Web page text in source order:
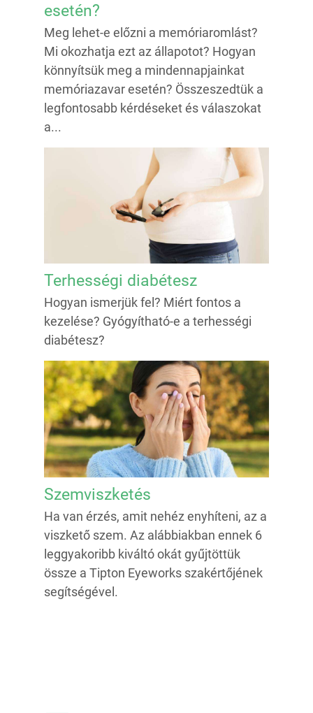
esetén?
Meg lehet-e előzni a memóriaromlást?
Mi okozhatja ezt az állapotot? Hogyan
könnyítsük meg a mindennapjainkat
memóriazavar esetén? Összeszedtük a
legfontosabb kérdéseket és válaszokat
a...
Terhességi diabétesz
Hogyan ismerjük fel? Miért fontos a
kezelése? Gyógyítható-e a terhességi
diabétesz?
Szemviszketés
Ha van érzés, amit nehéz enyhíteni, az a
viszkető szem. Az alábbiakban ennek 6
leggyakoribb kiváltó okát gyűjtöttük
össze a Tipton Eyeworks szakértőjének
segítségével.